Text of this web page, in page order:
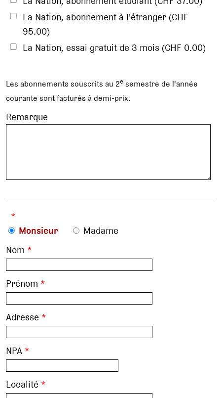
La Nation, abonnement à l'étranger (CHF
95.00)
La Nation, essai gratuit de 3 mois (CHF 0.00)
Les abonnements souscrits au 2e semestre de l'année
courante sont facturés à demi-prix.
Remarque
*
Monsieur
Madame
Nom *
Prénom *
Adresse *
NPA *
Localité *